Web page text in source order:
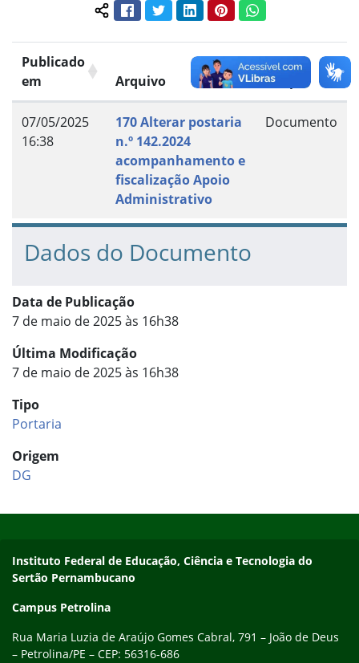
Compartilhar conteúdo:
FacebookTwitterLinkedInPinterestWhatsApp
Publicado
em
Arquivo Grupo
07/05/2025
16:38
170 Alterar postaria
n.º 142.2024
acompanhamento e
fiscalização Apoio
Administrativo
Documento
Dados do Documento
Data de Publicação
7 de maio de 2025 às 16h38
Última Modificação
7 de maio de 2025 às 16h38
Tipo
Portaria
Origem
DG
Endereço
Instituto Federal de Educação, Ciência e Tecnologia do
Sertão Pernambucano
Campus Petrolina
Rua Maria Luzia de Araújo Gomes Cabral, 791 – João de Deus
– Petrolina/PE – CEP: 56316-686